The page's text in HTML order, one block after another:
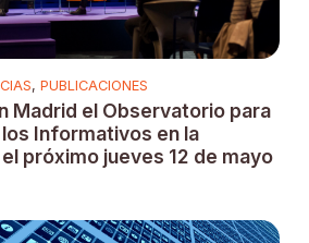
, PUBLICACIONES
Madrid el Observatorio para
Informativos en la
próximo jueves 12 de mayo